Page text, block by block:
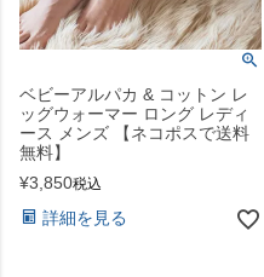
ベビーアルパカ & コットン レ
ッグウォーマー ロング レディ
ース メンズ 【ネコポスで送料
無料】
¥3,850税込
詳細を見る